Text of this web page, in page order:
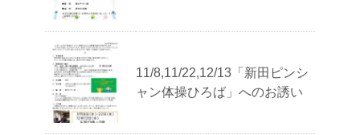
11/8,11/22,12/13「新田ピンシ
ャン体操ひろば」へのお誘い